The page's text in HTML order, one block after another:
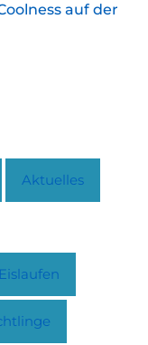
auf der
Aktuelles
Eislaufen